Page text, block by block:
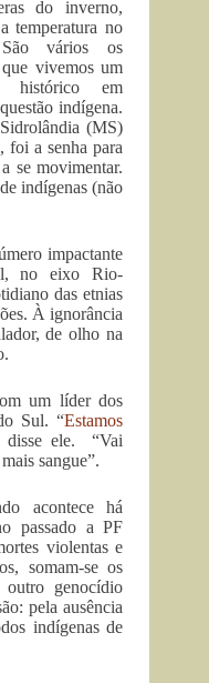
do inverno,
temperatura no
vários os
vivemos um
histórico em
indígena.
(MS)
foi a senha para
se movimentar.
indígenas (não
impactante
no eixo Rio-
das etnias
À ignorância
de olho na
um líder dos
Sul. “Estamos
disse ele. “Vai
sangue”.
acontece há
passado a PF
violentas e
somam-se os
genocídio
pela ausência
indígenas de